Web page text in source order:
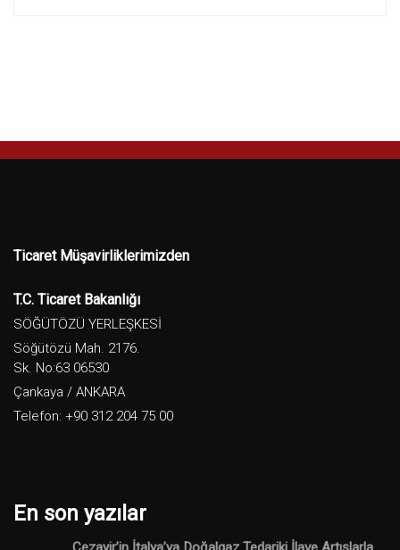
Ticaret Müşavirliklerimizden
T.C. Ticaret Bakanlığı
SÖĞÜTÖZÜ YERLEŞKESİ
Söğütözü Mah. 2176.
Sk. No:63 06530
Çankaya / ANKARA
Telefon: +90 312 204 75 00
En son yazılar